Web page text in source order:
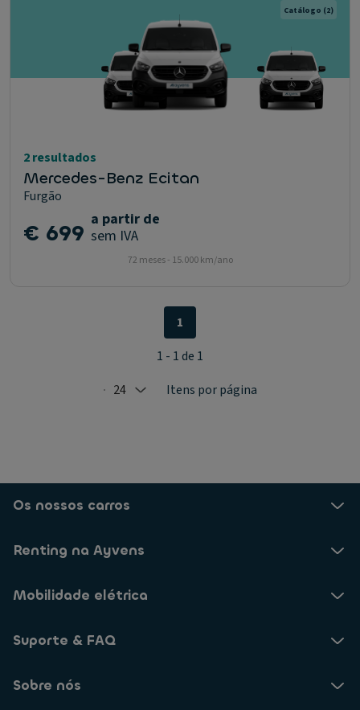
Catálogo (2)
2 resultados
Mercedes-Benz Ecitan
Furgão
€ 699 a partir de
sem IVA
72 meses - 15.000 km/ano
Selected: 24
24 Itens por página
1
1 - 1 de 1
Os nossos carros
Renting na Ayvens
Mobilidade elétrica
Suporte & FAQ
Sobre nós